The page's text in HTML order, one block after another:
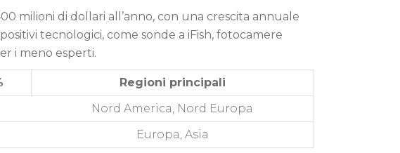
milioni di dollari all’anno, con una crescita annuale
tecnologici, come sonde a iFish, fotocamere
i meno esperti.
Regioni principali
Nord America, Nord Europa
Europa, Asia